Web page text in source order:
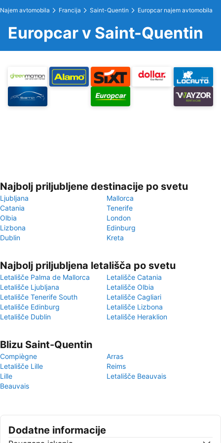
Najem avtomobila Francija Saint-Quentin Europcar najem avtomobila
Europcar v Saint-Quentin
Najbolj priljubljene destinacije po svetu
Ljubljana
Mallorca
Catania
Tenerife
Olbia
London
Lizbona
Edinburg
Dublin
Kreta
Najbolj priljubljena letališča po svetu
Letališče Palma de Mallorca
Letališče Catania
Letališče Ljubljana
Letališče Olbia
Letališče Tenerife South
Letališče Cagliari
Letališče Edinburg
Letališče Lizbona
Letališče Dublin
Letališče Heraklion
Blizu Saint-Quentin
Compiègne
Arras
Letališče Lille
Reims
Lille
Letališče Beauvais
Beauvais
Dodatne informacije